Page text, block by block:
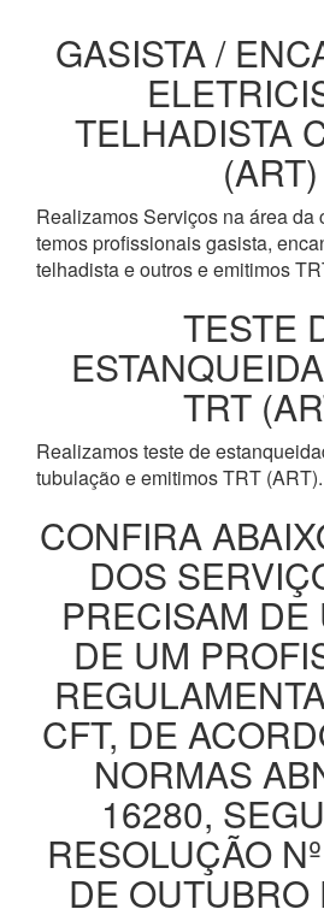
GASISTA /
TELHADISTA
(ART)
Realizamos Serviços na área da
temos profissionais gasista,
telhadista e outros e emitimos
TESTE
TRT
Realizamos teste de
tubulação e emitimos TRT (ART).
CONFIRA
DOS
PRECISAM DE
DE UM
CFT, DE
NORMAS
16280,
RESOLUÇÃO
DE OUTUBRO